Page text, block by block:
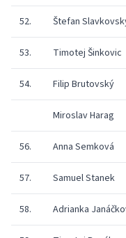
52. Štefan
53. Timotej Šinkovic
54. Filip Brutovský
Miroslav Harag
56. Anna Semková
57. Samuel Stanek
58. Adrianka